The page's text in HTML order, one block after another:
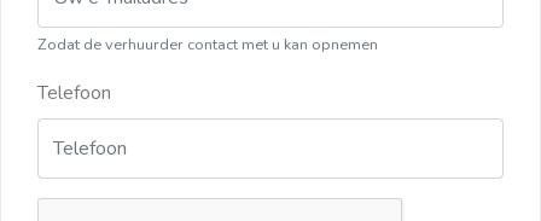
Zodat de verhuurder contact met u kan opnemen
Telefoon